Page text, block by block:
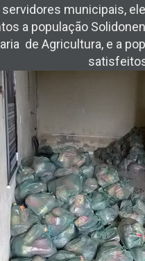
municipais,
a população
de Agricultura, e a